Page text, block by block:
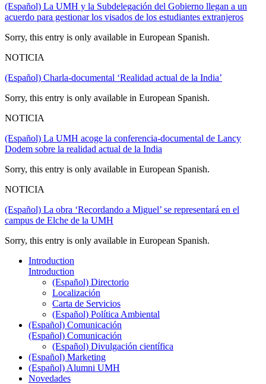
(Español) La UMH y la Subdelegación del Gobierno llegan a un
acuerdo para gestionar los visados de los estudiantes extranjeros
Sorry, this entry is only available in European Spanish.
NOTICIA
(Español) Charla-documental ‘Realidad actual de la India’
Sorry, this entry is only available in European Spanish.
NOTICIA
(Español) La UMH acoge la conferencia-documental de Lancy
Dodem sobre la realidad actual de la India
Sorry, this entry is only available in European Spanish.
NOTICIA
(Español) La obra ‘Recordando a Miguel’ se representará en el
campus de Elche de la UMH
Sorry, this entry is only available in European Spanish.
Introduction
Introduction
(Español) Directorio
Localización
Carta de Servicios
(Español) Política Ambiental
(Español) Comunicación
(Español) Comunicación
(Español) Divulgación científica
(Español) Marketing
(Español) Alumni UMH
Novedades